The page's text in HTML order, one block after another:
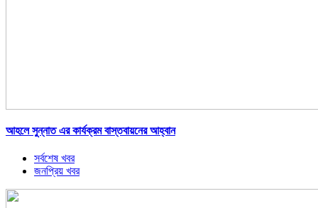
আহলে সুন্নাত এর কার্যক্রম বাস্তবায়নের আহ্বান
সর্বশেষ খবর
জনপ্রিয় খবর